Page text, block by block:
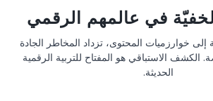
في عالمهم الرقمي
خوارزميات المحتوى، تزداد المخاطر الجادة
الاستباقي هو المفتاح للتربية الرقمية
الحديثة.